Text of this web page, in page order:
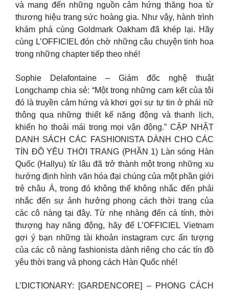
và mang đến những nguồn cảm hứng thăng hoa từ
thương hiệu trang sức hoàng gia. Như vậy, hành trình
khám phá cùng Goldmark Oakham đã khép lại. Hãy
cùng L’OFFICIEL đón chờ những câu chuyện tinh hoa
trong những chapter tiếp theo nhé!
Sophie Delafontaine – Giám đốc nghệ thuật
Longchamp chia sẻ: “Một trong những cam kết của tôi
đó là truyền cảm hứng và khơi gợi sự tự tin ở phái nữ
thông qua những thiết kế năng động và thanh lịch,
khiến họ thoải mái trong mọi vận động.” CẬP NHẬT
DANH SÁCH CÁC FASHIONISTA DÀNH CHO CÁC
TÍN ĐỒ YÊU THỜI TRANG (PHẦN 1) Làn sóng Hàn
Quốc (Hallyu) từ lâu đã trở thành một trong những xu
hướng định hình văn hóa đại chúng của một phần giới
trẻ châu Á, trong đó không thể không nhắc đến phải
nhắc đến sự ảnh hưởng phong cách thời trang của
các cô nàng tại đây. Từ nhẹ nhàng đến cá tính, thời
thượng hay năng động, hãy để L’OFFICIEL Vietnam
gợi ý bạn những tài khoản instagram cực ấn tượng
của các cô nàng fashionista dành riêng cho các tín đồ
yêu thời trang và phong cách Hàn Quốc nhé!
L’DICTIONARY: [GARDENCORE] – PHONG CÁCH